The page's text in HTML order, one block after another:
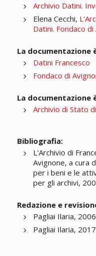
Archivio Datini.
Elena Cecchi,
Datini. Fondaco
La
Datini Francesco
Fondaco di
La documentazione
Archivio di Stato
Bibliografia:
L'Archivio di
Avignone, a cura
per i beni e le
per gli archivi,
Redazione e
Pagliai Ilaria,
Pagliai Ilaria,